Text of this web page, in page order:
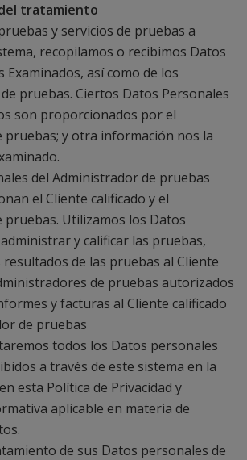
tratamiento
y servicios de pruebas a
recopilamos o recibimos Datos
Examinados, así como de los
pruebas. Ciertos Datos Personales
son proporcionados por el
pruebas; y otra información nos la
del Administrador de pruebas
el Cliente calificado y el
Utilizamos los Datos
y calificar las pruebas,
de las pruebas al Cliente
de pruebas autorizados
y facturas al Cliente calificado
de pruebas
todos los Datos personales
a través de este sistema en la
esta Política de Privacidad y
aplicable en materia de
de sus Datos personales de